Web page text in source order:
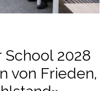
Ruetz:
Umweltschützer»
2028
von Frieden,